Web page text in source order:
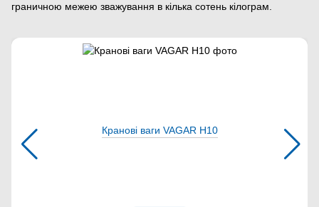
граничною межею зважування в кілька сотень кілограм.
Кранові ваги VAGAR Н10